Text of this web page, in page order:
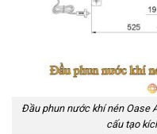
Đầu phun nước khí nén Oase
cấu tạo